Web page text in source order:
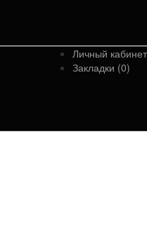
Личный кабинет
Закладки (0)